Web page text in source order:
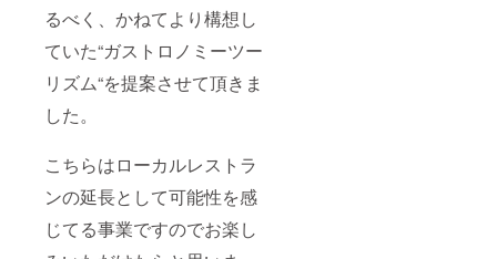
るべく、かねてより構想し
ていた“ガストロノミーツー
リズム“を提案させて頂きま
した。
こちらはローカルレストラ
ンの延長として可能性を感
じてる事業ですのでお楽し